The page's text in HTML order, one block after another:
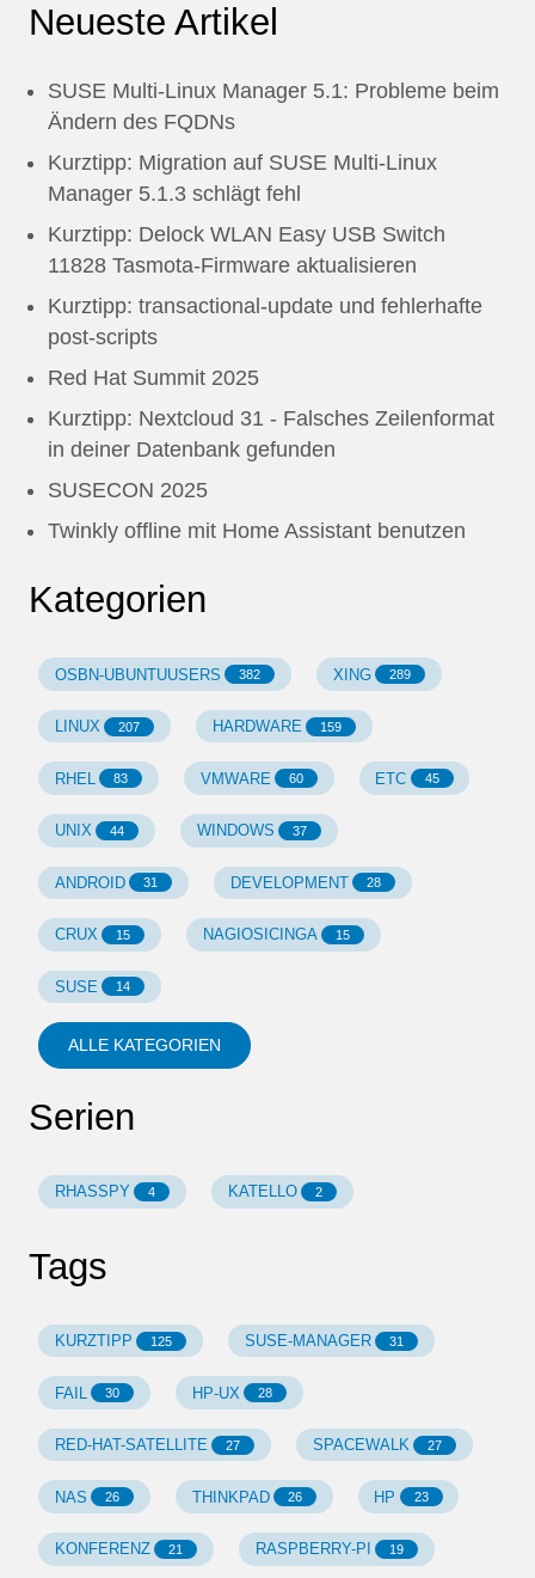
Neueste Artikel
SUSE Multi-Linux Manager 5.1: Probleme beim
Ändern des FQDNs
Kurztipp: Migration auf SUSE Multi-Linux
Manager 5.1.3 schlägt fehl
Kurztipp: Delock WLAN Easy USB Switch
11828 Tasmota-Firmware aktualisieren
Kurztipp: transactional-update und fehlerhafte
post-scripts
Red Hat Summit 2025
Kurztipp: Nextcloud 31 - Falsches Zeilenformat
in deiner Datenbank gefunden
SUSECON 2025
Twinkly offline mit Home Assistant benutzen
Kategorien
OSBN-UBUNTUUSERS 382 XING 289
LINUX 207 HARDWARE 159
RHEL 83 VMWARE 60 ETC 45
UNIX 44 WINDOWS 37
ANDROID 31 DEVELOPMENT 28
CRUX 15 NAGIOSICINGA 15
SUSE 14
ALLE KATEGORIEN
Serien
RHASSPY 4 KATELLO 2
Tags
KURZTIPP 125 SUSE-MANAGER 31
FAIL 30 HP-UX 28
RED-HAT-SATELLITE 27 SPACEWALK 27
NAS 26 THINKPAD 26 HP 23
KONFERENZ 21 RASPBERRY-PI 19